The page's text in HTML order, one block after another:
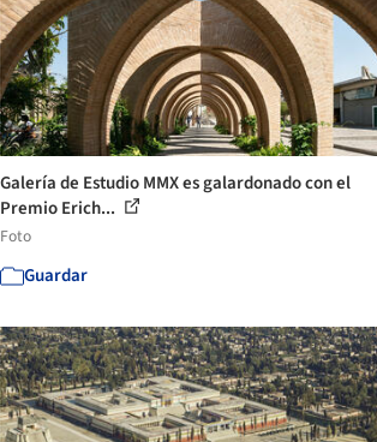
Galería de Estudio MMX es galardonado con el
Premio Erich...
Foto
Guardar